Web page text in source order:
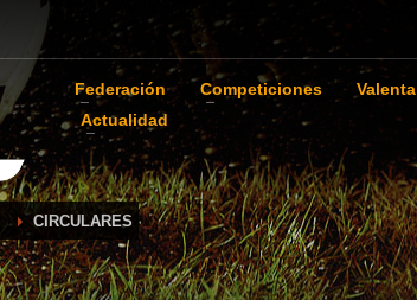
Federación Competiciones Valenta
Actualidad
CIRCULARES